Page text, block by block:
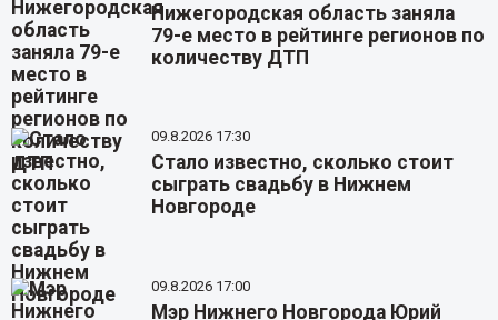
Нижегородская область заняла
79-е место в рейтинге регионов по
количеству ДТП
09.8.2026 17:30
Стало известно, сколько стоит
сыграть свадьбу в Нижнем
Новгороде
09.8.2026 17:00
Мэр Нижнего Новгорода Юрий